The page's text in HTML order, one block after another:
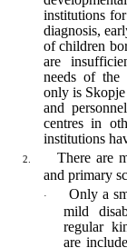
institutions
diagnosis,
of children
are
needs of the
only is
and
centres in
insti­tutions
2.
There are
and primary
·
Only a
mild
regular
are